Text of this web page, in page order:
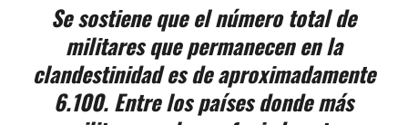
Se sostiene que el número total de
militares que permanecen en la
clandestinidad es de aproximadamente
6.100. Entre los países donde más